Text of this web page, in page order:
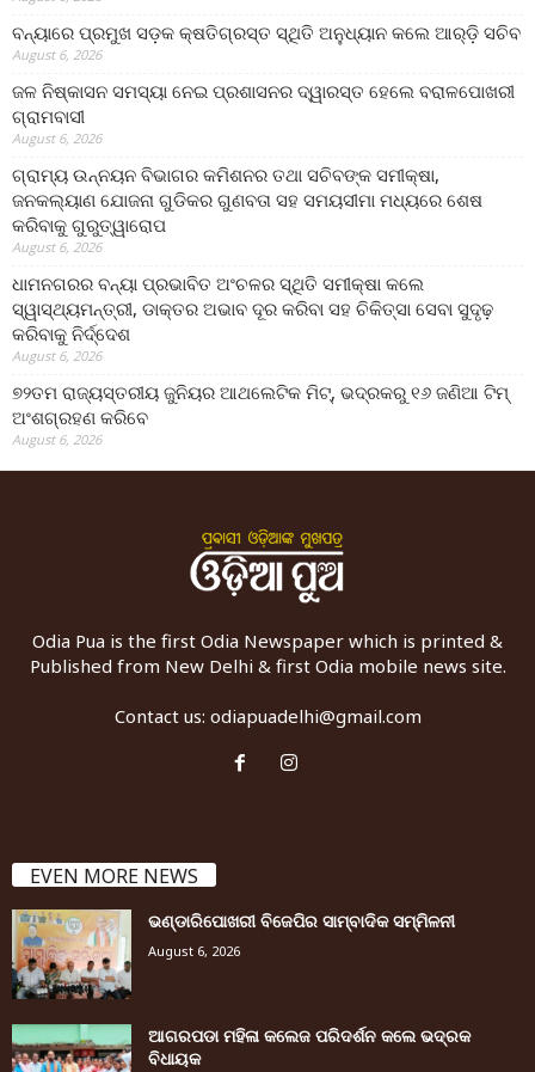
ବନ୍ୟାରେ ପ୍ରମୁଖ ସଡ଼କ କ୍ଷତିଗ୍ରସ୍ତ ସ୍ଥିତି ଅନୁଧ୍ୟାନ କଲେ ଆର୍‌ଡ଼ି ସଚିବ
August 6, 2026
ଜଳ ନିଷ୍କାସନ ସମସ୍ୟା ନେଇ ପ୍ରଶାସନର ଦ୍ୱାରସ୍ତ ହେଲେ ବରାଳପୋଖରୀ
ଗ୍ରାମବାସୀ
August 6, 2026
ଗ୍ରାମ୍ୟ ଉନ୍ନୟନ ବିଭାଗର କମିଶନର ତଥା ସଚିବଙ୍କ ସମୀକ୍ଷା,
ଜନକଲ୍ୟାଣ ଯୋଜନା ଗୁଡିକର ଗୁଣବତା ସହ ସମୟସୀମା ମଧ୍ୟରେ ଶେଷ
କରିବାକୁ ଗୁରୁତ୍ୱାରୋପ
August 6, 2026
ଧାମନଗରର ବନ୍ୟା ପ୍ରଭାବିତ ଅଂଚଳର ସ୍ଥିତି ସମୀକ୍ଷା କଲେ
ସ୍ୱାସ୍ଥ୍ୟମନ୍ତ୍ରୀ, ଡାକ୍ତର ଅଭାବ ଦୂର କରିବା ସହ ଚିକିତ୍ସା ସେବା ସୁଦୃଢ଼
କରିବାକୁ ନିର୍ଦ୍ଦେଶ
August 6, 2026
୭୨ତମ ରାଜ୍ୟସ୍ତରୀୟ ଜୁନିୟର ଆଥଲେଟିକ ମିଟ୍‌, ଭଦ୍ରକରୁ ୧୬ ଜଣିଆ ଟିମ୍
ଅଂଶଗ୍ରହଣ କରିବେ
August 6, 2026
Odia Pua is the first Odia Newspaper which is printed &
Published from New Delhi & first Odia mobile news site.
Contact us: odiapuadelhi@gmail.com
EVEN MORE NEWS
ଭଣ୍ଡାରିପୋଖରୀ ବିଜେପିର ସାମ୍ବାଦିକ ସମ୍ମିଳନୀ
August 6, 2026
ଆଗରପଡା ମହିଳା କଲେଜ ପରିଦର୍ଶନ କଲେ ଭଦ୍ରକ
ବିଧାୟକ